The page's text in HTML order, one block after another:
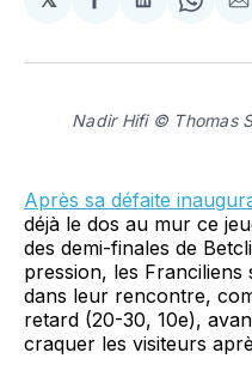
Partager
Facebook
Partager
LinkedIn
Share
Nadir Hifi © Thomas
Après sa défaite
déjà le dos au mur ce
des demi-finales de
pression, les
dans leur rencontre,
retard (20-30, 10e),
craquer les visiteurs